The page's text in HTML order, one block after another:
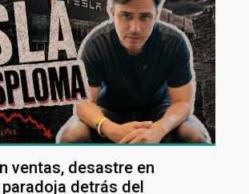
ventas, desastre en
detrás del